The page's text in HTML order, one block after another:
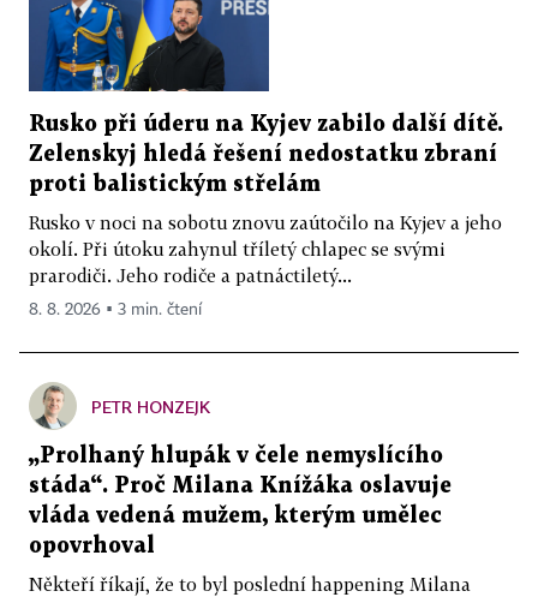
Rusko při úderu na Kyjev zabilo další dítě.
Zelenskyj hledá řešení nedostatku zbraní
proti balistickým střelám
Rusko v noci na sobotu znovu zaútočilo na Kyjev a jeho
okolí. Při útoku zahynul tříletý chlapec se svými
prarodiči. Jeho rodiče a patnáctiletý...
8. 8. 2026 ▪ 3 min. čtení
PETR HONZEJK
„Prolhaný hlupák v čele nemyslícího
stáda“. Proč Milana Knížáka oslavuje
vláda vedená mužem, kterým umělec
opovrhoval
Někteří říkají, že to byl poslední happening Milana